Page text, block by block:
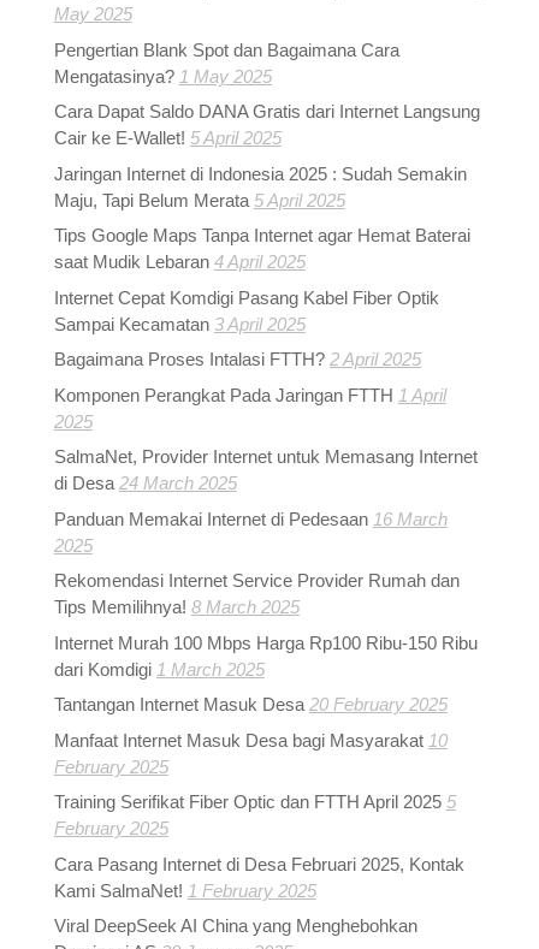
May 2025
Pengertian Blank Spot dan Bagaimana Cara
Mengatasinya? 1 May 2025
Cara Dapat Saldo DANA Gratis dari Internet Langsung
Cair ke E-Wallet! 5 April 2025
Jaringan Internet di Indonesia 2025 : Sudah Semakin
Maju, Tapi Belum Merata 5 April 2025
Tips Google Maps Tanpa Internet agar Hemat Baterai
saat Mudik Lebaran 4 April 2025
Internet Cepat Komdigi Pasang Kabel Fiber Optik
Sampai Kecamatan 3 April 2025
Bagaimana Proses Intalasi FTTH? 2 April 2025
Komponen Perangkat Pada Jaringan FTTH 1 April
2025
SalmaNet, Provider Internet untuk Memasang Internet
di Desa 24 March 2025
Panduan Memakai Internet di Pedesaan 16 March
2025
Rekomendasi Internet Service Provider Rumah dan
Tips Memilihnya! 8 March 2025
Internet Murah 100 Mbps Harga Rp100 Ribu-150 Ribu
dari Komdigi 1 March 2025
Tantangan Internet Masuk Desa 20 February 2025
Manfaat Internet Masuk Desa bagi Masyarakat 10
February 2025
Training Serifikat Fiber Optic dan FTTH April 2025 5
February 2025
Cara Pasang Internet di Desa Februari 2025, Kontak
Kami SalmaNet! 1 February 2025
Viral DeepSeek AI China yang Menghebohkan